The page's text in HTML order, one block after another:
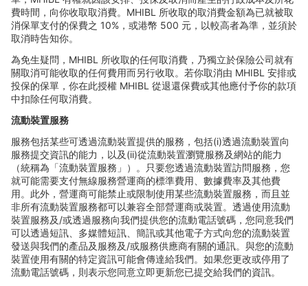
費時間，向你收取取消費。 MHIBL 所收取的取消費金額為已就被取
消保單支付的保費之 10% ，或港幣 500 元，以較高者為準，並須於
取消時告知你。
為免生疑問， MHIBL 所收取的任何取消費，乃獨立於保險公司就有
關取消可能收取的任何費用而另行收取。若你取消由 MHIBL 安排或
投保的保單，你在此授權 MHIBL 從退還保費或其他應付予你的款項
中扣除任何取消費。
流動裝置服務
服務包括某些可透過流動裝置提供的服務，包括(i)透過流動裝置向
服務提交資訊的能力，以及(ii)從流動裝置瀏覽服務及網站的能力
（統稱為「流動裝置服務」）。只要您透過流動裝置訪問服務，您
就可能需要支付無線服務營運商的標準費用、數據費率及其他費
用。此外，營運商可能禁止或限制使用某些流動裝置服務，而且並
非所有流動裝置服務都可以兼容全部營運商或裝置。透過使用流動
裝置服務及/或透過服務向我們提供您的流動電話號碼，您同意我們
可以透過短訊、多媒體短訊、簡訊或其他電子方式向您的流動裝置
發送與我們的產品及服務及/或服務供應商有關的通訊。與您的流動
裝置使用有關的特定資訊可能會傳達給我們。如果您更改或停用了
流動電話號碼，則表示您同意立即更新您已提交給我們的資訊。